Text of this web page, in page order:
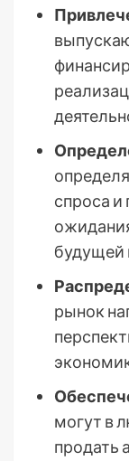
спроса
будущей
рынок
могут в
продать